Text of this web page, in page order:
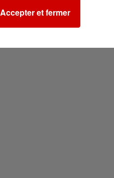
Accepter et fermer